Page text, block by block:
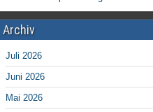
Archiv
Juli 2026
Juni 2026
Mai 2026